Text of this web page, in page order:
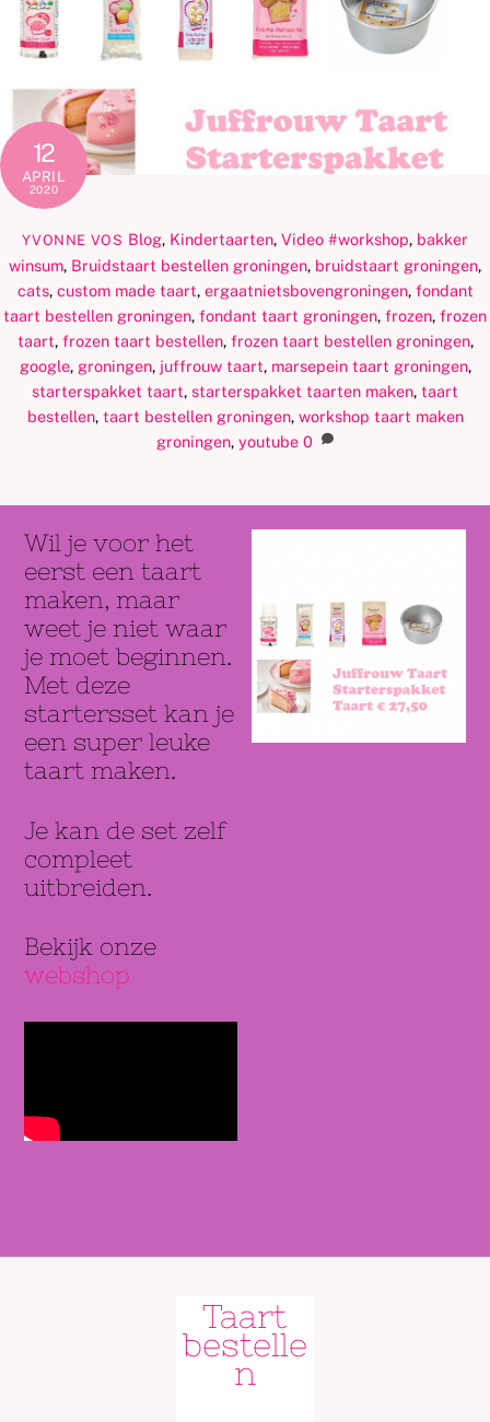
12
APRIL
2020
YVONNE VOS Blog, Kindertaarten, Video #workshop, bakker
winsum, Bruidstaart bestellen groningen, bruidstaart groningen,
cats, custom made taart, ergaatnietsbovengroningen, fondant
taart bestellen groningen, fondant taart groningen, frozen, frozen
taart, frozen taart bestellen, frozen taart bestellen groningen,
google, groningen, juffrouw taart, marsepein taart groningen,
starterspakket taart, starterspakket taarten maken, taart
bestellen, taart bestellen groningen, workshop taart maken
groningen, youtube 0
Wil je voor het
eerst een taart
maken, maar
weet je niet waar
je moet beginnen.
Met deze
startersset kan je
een super leuke
taart maken.
Je kan de set zelf
compleet
uitbreiden.
Bekijk onze
webshop
Taart
bestelle
n